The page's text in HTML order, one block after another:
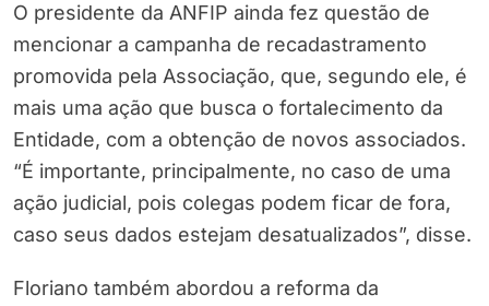
O presidente da ANFIP ainda fez questão de
mencionar a campanha de recadastramento
promovida pela Associação, que, segundo ele, é
mais uma ação que busca o fortalecimento da
Entidade, com a obtenção de novos associados.
“É importante, principalmente, no caso de uma
ação judicial, pois colegas podem ficar de fora,
caso seus dados estejam desatualizados”, disse.
Floriano também abordou a reforma da